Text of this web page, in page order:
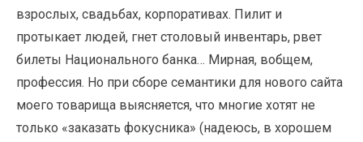
взрослых, свадьбах, корпоративах. Пилит и
протыкает людей, гнет столовый инвентарь, рвет
билеты Национального банка… Мирная, вобщем,
профессия. Но при сборе семантики для нового сайта
моего товарища выясняется, что многие хотят не
только «заказать фокусника» (надеюсь, в хорошем